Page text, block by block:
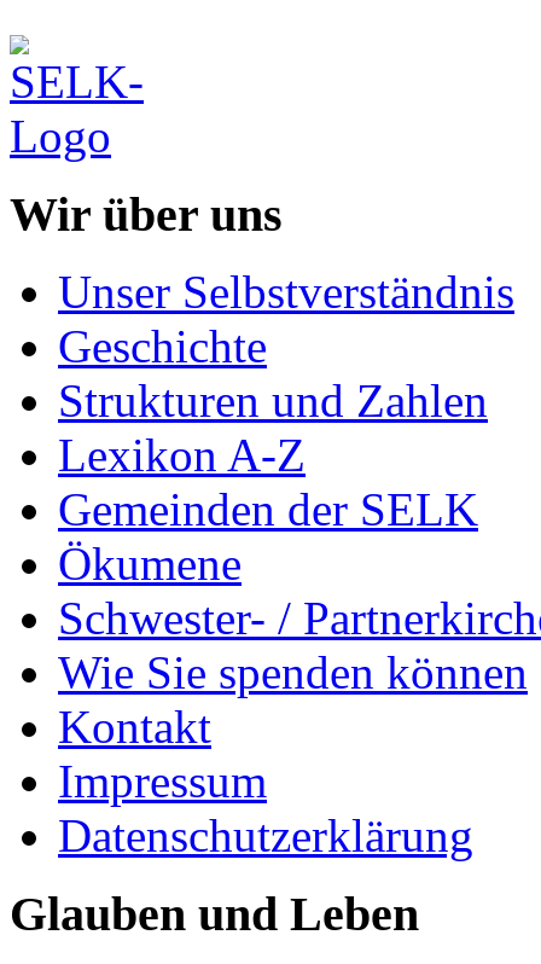
Wir über uns
Unser Selbstverständnis
Geschichte
Strukturen und Zahlen
Lexikon A-Z
Gemeinden der SELK
Ökumene
Schwester- /
Wie Sie spenden können
Kontakt
Impressum
Datenschutzerklärung
Glauben und Leben